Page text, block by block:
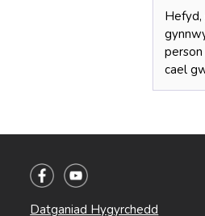
Hefyd,
cael
Datganiad Hygyrchedd